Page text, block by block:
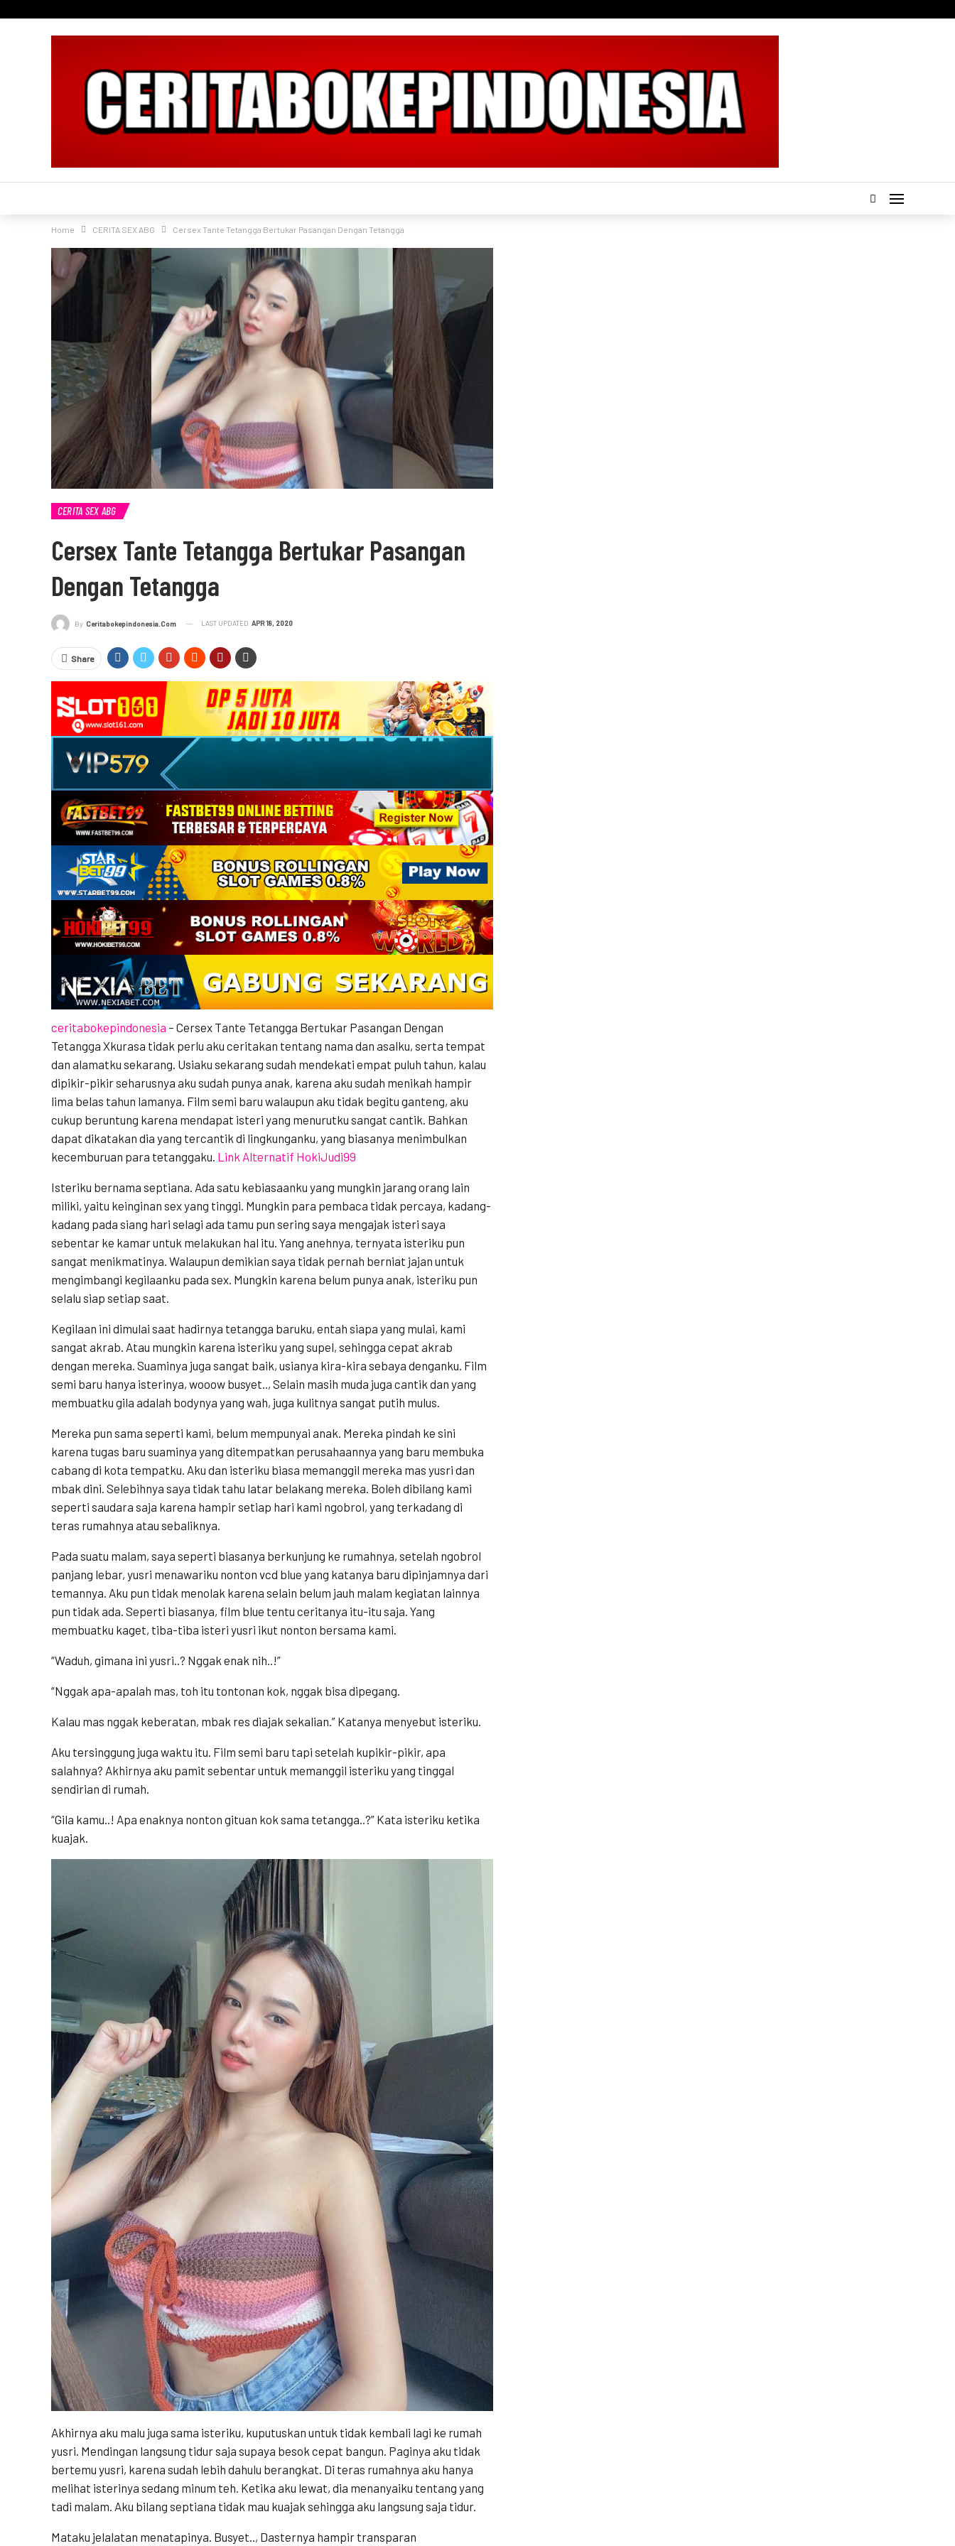
Home CERITA SEX ABG Cersex Tante Tetangga Bertukar Pasangan Dengan Tetangga
CERITA SEX ABG
Cersex Tante Tetangga Bertukar Pasangan
Dengan Tetangga
By Ceritabokepindonesia.com LAST UPDATED APR 18, 2020
Share
ceritabokepindonesia – Cersex Tante Tetangga Bertukar Pasangan Dengan
Tetangga Xkurasa tidak perlu aku ceritakan tentang nama dan asalku, serta tempat
dan alamatku sekarang. Usiaku sekarang sudah mendekati empat puluh tahun, kalau
dipikir-pikir seharusnya aku sudah punya anak, karena aku sudah menikah hampir
lima belas tahun lamanya. Film semi baru walaupun aku tidak begitu ganteng, aku
cukup beruntung karena mendapat isteri yang menurutku sangat cantik. Bahkan
dapat dikatakan dia yang tercantik di lingkunganku, yang biasanya menimbulkan
kecemburuan para tetanggaku. Link Alternatif HokiJudi99
Isteriku bernama septiana. Ada satu kebiasaanku yang mungkin jarang orang lain
miliki, yaitu keinginan sex yang tinggi. Mungkin para pembaca tidak percaya, kadang-
kadang pada siang hari selagi ada tamu pun sering saya mengajak isteri saya
sebentar ke kamar untuk melakukan hal itu. Yang anehnya, ternyata isteriku pun
sangat menikmatinya. Walaupun demikian saya tidak pernah berniat jajan untuk
mengimbangi kegilaanku pada sex. Mungkin karena belum punya anak, isteriku pun
selalu siap setiap saat.
Kegilaan ini dimulai saat hadirnya tetangga baruku, entah siapa yang mulai, kami
sangat akrab. Atau mungkin karena isteriku yang supel, sehingga cepat akrab
dengan mereka. Suaminya juga sangat baik, usianya kira-kira sebaya denganku. Film
semi baru hanya isterinya, wooow busyet.., Selain masih muda juga cantik dan yang
membuatku gila adalah bodynya yang wah, juga kulitnya sangat putih mulus.
Mereka pun sama seperti kami, belum mempunyai anak. Mereka pindah ke sini
karena tugas baru suaminya yang ditempatkan perusahaannya yang baru membuka
cabang di kota tempatku. Aku dan isteriku biasa memanggil mereka mas yusri dan
mbak dini. Selebihnya saya tidak tahu latar belakang mereka. Boleh dibilang kami
seperti saudara saja karena hampir setiap hari kami ngobrol, yang terkadang di
teras rumahnya atau sebaliknya.
Pada suatu malam, saya seperti biasanya berkunjung ke rumahnya, setelah ngobrol
panjang lebar, yusri menawariku nonton vcd blue yang katanya baru dipinjamnya dari
temannya. Aku pun tidak menolak karena selain belum jauh malam kegiatan lainnya
pun tidak ada. Seperti biasanya, film blue tentu ceritanya itu-itu saja. Yang
membuatku kaget, tiba-tiba isteri yusri ikut nonton bersama kami.
“Waduh, gimana ini yusri..? Nggak enak nih..!”
“Nggak apa-apalah mas, toh itu tontonan kok, nggak bisa dipegang.
Kalau mas nggak keberatan, mbak res diajak sekalian.” Katanya menyebut isteriku.
Aku tersinggung juga waktu itu. Film semi baru tapi setelah kupikir-pikir, apa
salahnya? Akhirnya aku pamit sebentar untuk memanggil isteriku yang tinggal
sendirian di rumah.
“Gila kamu..! Apa enaknya nonton gituan kok sama tetangga..?” Kata isteriku ketika
kuajak.
Akhirnya aku malu juga sama isteriku, kuputuskan untuk tidak kembali lagi ke rumah
yusri. Mendingan langsung tidur saja supaya besok cepat bangun. Paginya aku tidak
bertemu yusri, karena sudah lebih dahulu berangkat. Di teras rumahnya aku hanya
melihat isterinya sedang minum teh. Ketika aku lewat, dia menanyaiku tentang yang
tadi malam. Aku bilang septiana tidak mau kuajak sehingga aku langsung saja tidur.
Mataku jelalatan menatapinya. Busyet.., Dasternya hampir transparan